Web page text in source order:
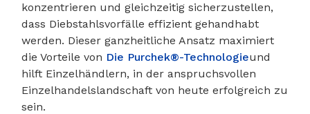
konzentrieren und gleichzeitig sicherzustellen,
dass Diebstahlsvorfälle effizient gehandhabt
werden. Dieser ganzheitliche Ansatz maximiert
die Vorteile von Die Purchek®-Technologieund
hilft Einzelhändlern, in der anspruchsvollen
Einzelhandelslandschaft von heute erfolgreich zu
sein.